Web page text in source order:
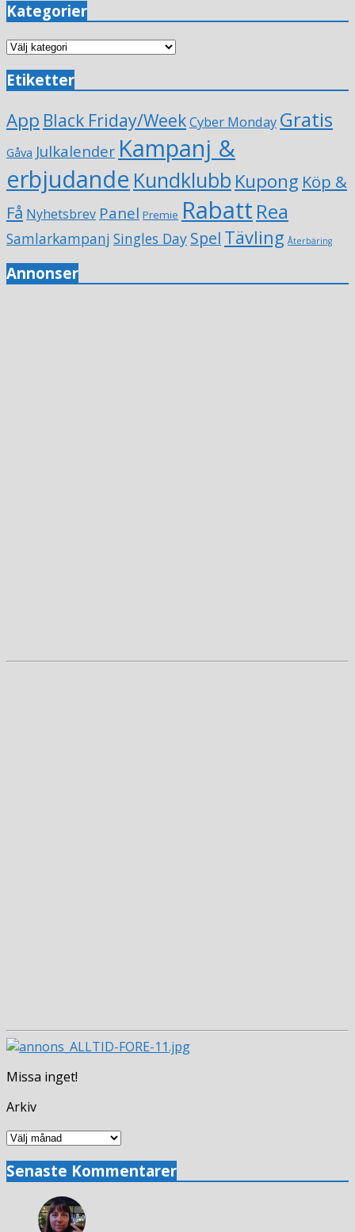
Kategorier
Kategorier
Etiketter
App Black Friday/WeekCyber Monday Gratis
Gåva Julkalender Kampanj &
erbjudande Kundklubb Kupong Köp &
Få Nyhetsbrev Panel Premie Rabatt Rea
Samlarkampanj Singles Day Spel Tävling Återbäring
Annonser
Missa inget!
Arkiv
Arkiv
Senaste Kommentarer